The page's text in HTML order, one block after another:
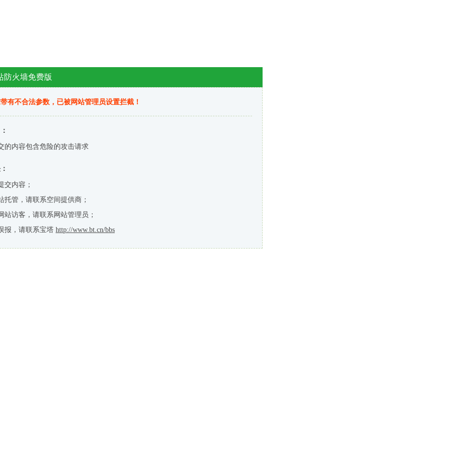
防火墙免费版
有不合法参数，已被网站管理员设置拦截！
的内容包含危险的攻击请求
交内容；
托管，请联系空间提供商；
站访客，请联系网站管理员；
报，请联系宝塔 http://www.bt.cn/bbs